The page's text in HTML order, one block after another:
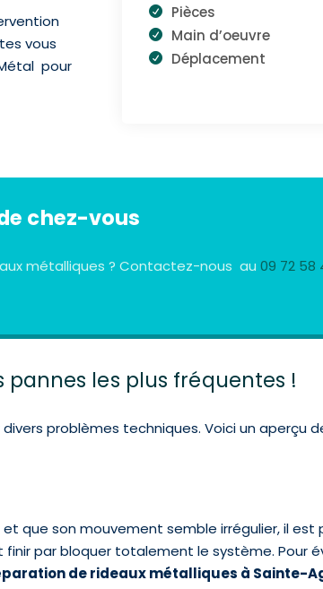
vous
pour
Pièces
Main d’oeuvre
Déplacement
chez-vous
métalliques ? Contactez-nous au 09 72 58
les plus fréquentes !
problèmes techniques. Voici un aperçu
que son mouvement semble irrégulier, il est
par bloquer totalement le système. Pour
de rideaux métalliques à Sainte-